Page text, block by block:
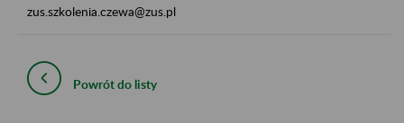
zus.szkolenia.czewa@zus.pl
Powrót do listy